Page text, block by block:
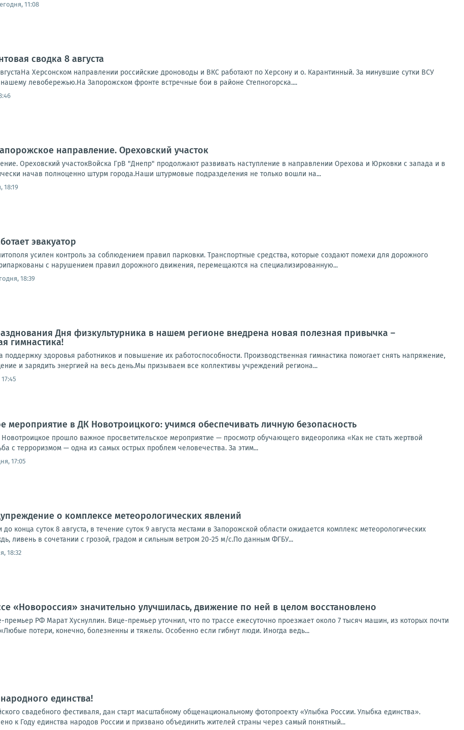
11:08
сводка 8 августа
Херсонском направлении российские дроноводы и ВКС работают по Херсону и о. Карантинный. За минувшие сутки ВСУ
левобережью.На Запорожском фронте встречные бои в районе Степногорска....
направление. Ореховский участок
Ореховский участокВойска ГрВ "Днепр" продолжают развивать наступление в направлении Орехова и Юрковки с запада и в
начав полноценно штурм города.Наши штурмовые подразделения не только вошли на...
18:19
эвакуатор
усилен контроль за соблюдением правил парковки. Транспортные средства, которые создают помехи для дорожного
с нарушением правил дорожного движения, перемещаются на специализированную...
18:39
Дня физкультурника в нашем регионе внедрена новая полезная привычка –
гимнастика!
поддержку здоровья работников и повышение их работоспособности. Производственная гимнастика помогает снять напряжение,
и зарядить энергией на весь день.Мы призываем все коллективы учреждений региона...
мероприятие в ДК Новотроицкого: учимся обеспечивать личную безопасность
прошло важное просветительское мероприятие — просмотр обучающего видеоролика «Как не стать жертвой
с терроризмом — одна из самых острых проблем человечества. За этим...
17:05
о комплексе метеорологических явлений
до конца суток 8 августа, в течение суток 9 августа местами в Запорожской области ожидается комплекс метеорологических
ливень в сочетании с грозой, градом и сильным ветром 20-25 м/с.По данным ФГБУ...
18:32
«Новороссия» значительно улучшилась, движение по ней в целом восстановлено
РФ Марат Хуснуллин. Вице-премьер уточнил, что по трассе ежесуточно проезжает около 7 тысяч машин, из которых почти
потери, конечно, болезненны и тяжелы. Особенно если гибнут люди. Иногда ведь...
единства!
свадебного фестиваля, дан старт масштабному общенациональному фотопроекту «Улыбка России. Улыбка единства».
к Году единства народов России и призвано объединить жителей страны через самый понятный...